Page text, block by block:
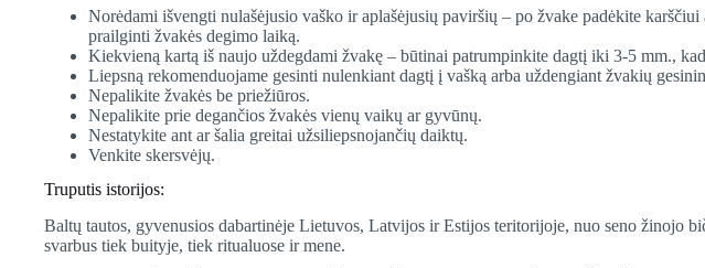
Norėdami išvengti nulašėjusio vaško ir aplašėjusių paviršių – po žvake padėkite
prailginti žvakės degimo laiką.
Kiekvieną kartą iš naujo uždegdami žvakę – būtinai patrumpinkite dagtį iki 3-5 mm.,
Liepsną rekomenduojame gesinti nulenkiant dagtį į vašką arba uždengiant žvakių
Nepalikite žvakės be priežiūros.
Nepalikite prie degančios žvakės vienų vaikų ar gyvūnų.
Nestatykite ant ar šalia greitai užsiliepsnojančių daiktų.
Venkite skersvėjų.
Truputis istorijos:
Baltų tautos, gyvenusios dabartinėje Lietuvos, Latvijos ir Estijos teritorijoje, nuo seno žinojo
svarbus tiek buityje, tiek ritualuose ir mene.